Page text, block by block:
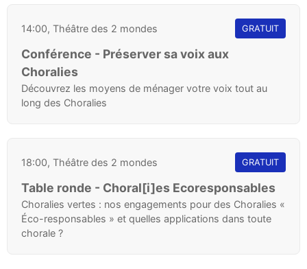
14:00, Théâtre des 2 mondes GRATUIT
Conférence - Préserver sa voix aux
Choralies
Découvrez les moyens de ménager votre voix tout au
long des Choralies
18:00, Théâtre des 2 mondes GRATUIT
Table ronde - Choral[i]es Ecoresponsables
Choralies vertes : nos engagements pour des Choralies «
Éco-responsables » et quelles applications dans toute
chorale ?